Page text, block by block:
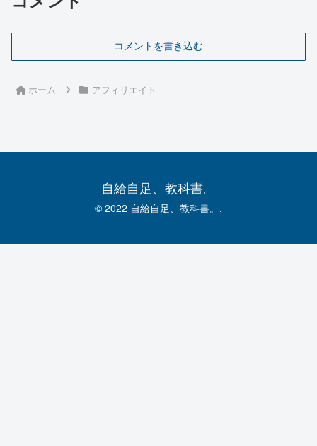
コメントを書き込む
ホーム アフィリエイト
自給自足、教科書。
© 2022 自給自足、教科書。.